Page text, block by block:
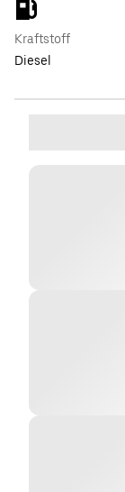
Kraftstoff
Diesel